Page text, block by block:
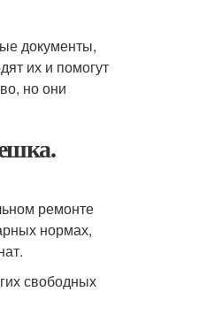
документы,
их и помогут
но они
ремонте
нормах,
свободных